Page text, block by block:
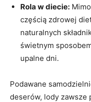
Rola w diecie:
częścią zdrowej
naturalnych
świetnym
upalne dni.
Podawane
deserów, lody zawsze